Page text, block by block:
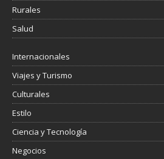
Rurales
Salud
Internacionales
Viajes y Turismo
Culturales
Estilo
Ciencia y Tecnología
Negocios